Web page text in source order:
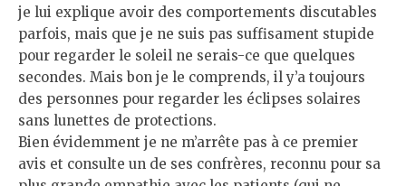
je lui explique avoir des comportements discutables
parfois, mais que je ne suis pas suffisament stupide
pour regarder le soleil ne serais-ce que quelques
secondes. Mais bon je le comprends, il y’a toujours
des personnes pour regarder les éclipses solaires
sans lunettes de protections.
Bien évidemment je ne m’arrête pas à ce premier
avis et consulte un de ses confrères, reconnu pour sa